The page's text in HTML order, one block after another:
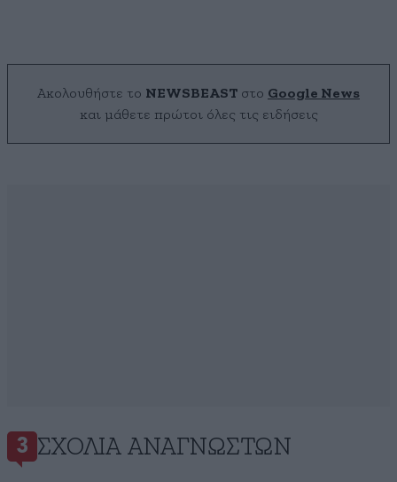
Ακολουθήστε το NEWSBEAST στο Google News
και μάθετε πρώτοι όλες τις ειδήσεις
3 ΣΧΌΛΙΑ ΑΝΑΓΝΩΣΤΏΝ